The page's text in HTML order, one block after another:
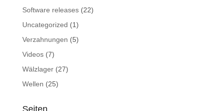
Software releases(22)
Uncategorized (1)
Verzahnungen (5)
Videos(7)
Wälzlager(27)
Wellen (25)